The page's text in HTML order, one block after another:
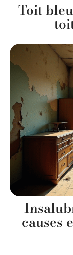
Toit
causes